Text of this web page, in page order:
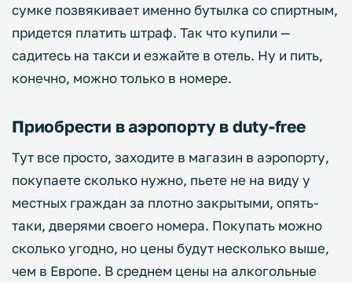
сумке позвякивает именно бутылка со спиртным,
придется платить штраф. Так что купили —
садитесь на такси и езжайте в отель. Ну и пить,
конечно, можно только в номере.
Приобрести в аэропорту в duty-free
Тут все просто, заходите в магазин в аэропорту,
покупаете сколько нужно, пьете не на виду у
местных граждан за плотно закрытыми, опять-
таки, дверями своего номера. Покупать можно
сколько угодно, но цены будут несколько выше,
чем в Европе. В среднем цены на алкогольные